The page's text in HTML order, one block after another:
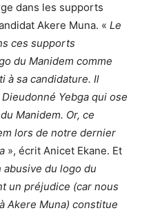
dans les supports
Akere Muna. « Le
ces supports
du Manidem comme
à sa candidature. Il
Yebga qui ose
Manidem. Or, ce
lors de notre dernier
», écrit Anicet Ekane. Et
du logo du
un préjudice (car nous
Akere Muna) constitue